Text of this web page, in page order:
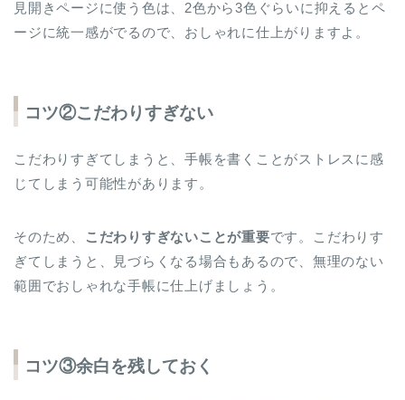
見開きページに使う色は、2色から3色ぐらいに抑えるとペ
ージに統一感がでるので、おしゃれに仕上がりますよ。
コツ②こだわりすぎない
こだわりすぎてしまうと、手帳を書くことがストレスに感
じてしまう可能性があります。
そのため、 こだわりすぎないことが重要です。こだわりす
ぎてしまうと、見づらくなる場合もあるので、無理のない
範囲でおしゃれな手帳に仕上げましょう。
コツ③余白を残しておく